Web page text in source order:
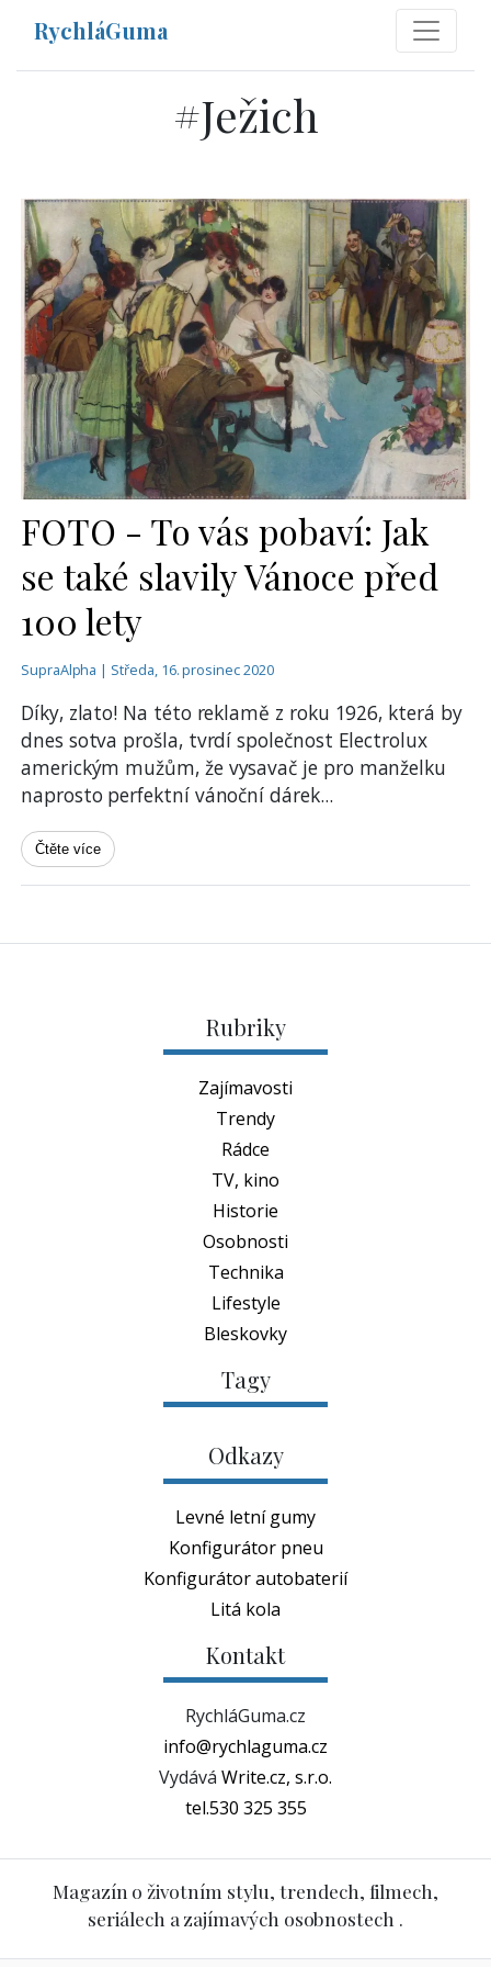
RychláGuma
#Ježich
FOTO - To vás pobaví: Jak
se také slavily Vánoce před
100 lety
SupraAlpha | Středa, 16. prosinec 2020
Díky, zlato! Na této reklamě z roku 1926, která by
dnes sotva prošla, tvrdí společnost Electrolux
americkým mužům, že vysavač je pro manželku
naprosto perfektní vánoční dárek...
Čtěte více
Rubriky
Zajímavosti
Trendy
Rádce
TV, kino
Historie
Osobnosti
Technika
Lifestyle
Bleskovky
Tagy
Odkazy
Levné letní gumy
Konfigurátor pneu
Konfigurátor autobaterií
Litá kola
Kontakt
RychláGuma.cz
info@rychlaguma.cz
Vydává Write.cz, s.r.o.
tel.530 325 355
Magazín o životním stylu, trendech, filmech,
seriálech a zajímavých osobnostech .